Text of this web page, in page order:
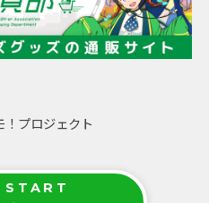
START
プロジェクト